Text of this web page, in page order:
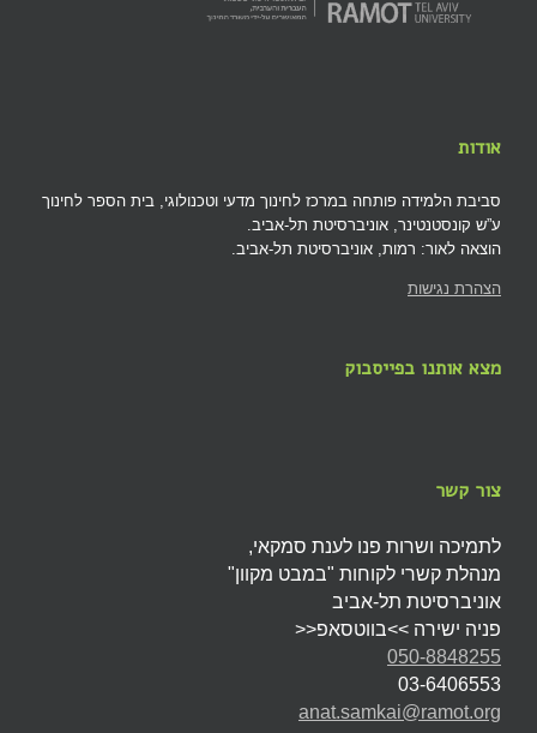
אודות
סביבת הלמידה פותחה במרכז לחינוך מדעי וטכנולוגי, בית הספר לחינוך
ע”ש קונסטנטינר, אוניברסיטת תל-אביב.
הוצאה לאור: רמות, אוניברסיטת תל-אביב.
הצהרת נגישות
מצא אותנו בפייסבוק
צור קשר
לתמיכה ושרות פנו לענת סמקאי,
מנהלת קשרי לקוחות "במבט מקוון"
אוניברסיטת תל-אביב
פניה ישירה >>בווטסאפ<<
050-8848255
03-6406553
anat.samkai@ramot.org